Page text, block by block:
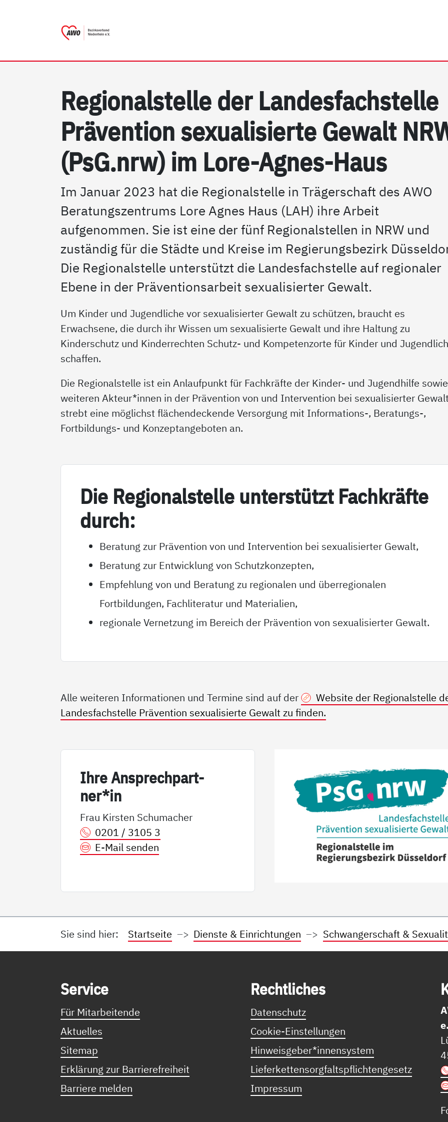
Re­gio­nal­s­tel­le der Lan­des­fach­s­tel­le
Präv­en­ti­on se­xua­li­sier­te Ge­walt
(PsG.nrw) im Lo­re-Ag­nes-Haus
Im Januar 2023 hat die Regionalstelle in Trägerschaft des AWO
Beratungszentrums Lore Agnes Haus (LAH) ihre Arbeit
aufgenommen. Sie ist eine der fünf Regionalstellen in NRW und
zuständig für die Städte und Kreise im Regierungsbezirk
Die Regionalstelle unterstützt die Landesfachstelle auf regionaler
Ebene in der Präventionsarbeit sexualisierter Gewalt.
Um Kinder und Jugendliche vor sexualisierter Gewalt zu schützen, braucht es
Erwachsene, die durch ihr Wissen um sexualisierte Gewalt und ihre Haltung zu
Kinderschutz und Kinderrechten Schutz- und Kompetenzorte für Kinder und
schaffen.
Die Regionalstelle ist ein Anlaufpunkt für Fachkräfte der Kinder- und Jugendhilfe sowie
weiteren Akteur*innen in der Prävention von und Intervention bei sexualisierter
strebt eine möglichst flächendeckende Versorgung mit Informations-, Beratungs-,
Fortbildungs- und Konzeptangeboten an.
Die Re­gio­nal­s­tel­le un­ter­stützt Fach­kräf­te
durch:
Beratung zur Prävention von und Intervention bei sexualisierter Gewalt,
Beratung zur Entwicklung von Schutzkonzepten,
Empfehlung von und Beratung zu regionalen und überregionalen
Fortbildungen, Fachliteratur und Materialien,
regionale Vernetzung im Bereich der Prävention von sexualisierter Gewalt.
Alle weiteren Informationen und Termine sind auf der
Website der Regionalstelle
Landesfachstelle Prävention sexualisierte Gewalt zu finden.
Ih­re An­sp­rech­part­
ner*in
Frau Kirsten Schumacher
0201 / 3105 3
E-Mail senden
Sie sind hier: Startseite Dienste & Einrichtungen Schwangerschaft &
Ser­vice
Für Mitarbeitende
Aktuelles
Sitemap
Erklärung zur Barrierefreiheit
Barriere melden
Recht­li­ches
Datenschutz
Cookie-Einstellungen
Hinweisgeber*innensystem
Lieferkettensorgfaltspflichtengesetz
Impressum